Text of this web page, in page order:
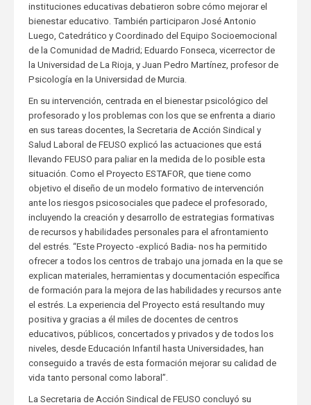
instituciones educativas debatieron sobre cómo mejorar el
bienestar educativo. También participaron José Antonio
Luego, Catedrático y Coordinado del Equipo Socioemocional
de la Comunidad de Madrid; Eduardo Fonseca, vicerrector de
la Universidad de La Rioja, y Juan Pedro Martínez, profesor de
Psicología en la Universidad de Murcia.
En su intervención, centrada en el bienestar psicológico del
profesorado y los problemas con los que se enfrenta a diario
en sus tareas docentes, la Secretaria de Acción Sindical y
Salud Laboral de FEUSO explicó las actuaciones que está
llevando FEUSO para paliar en la medida de lo posible esta
situación. Como el Proyecto ESTAFOR, que tiene como
objetivo el diseño de un modelo formativo de intervención
ante los riesgos psicosociales que padece el profesorado,
incluyendo la creación y desarrollo de estrategias formativas
de recursos y habilidades personales para el afrontamiento
del estrés. “Este Proyecto -explicó Badia- nos ha permitido
ofrecer a todos los centros de trabajo una jornada en la que se
explican materiales, herramientas y documentación específica
de formación para la mejora de las habilidades y recursos ante
el estrés. La experiencia del Proyecto está resultando muy
positiva y gracias a él miles de docentes de centros
educativos, públicos, concertados y privados y de todos los
niveles, desde Educación Infantil hasta Universidades, han
conseguido a través de esta formación mejorar su calidad de
vida tanto personal como laboral”.
La Secretaria de Acción Sindical de FEUSO concluyó su